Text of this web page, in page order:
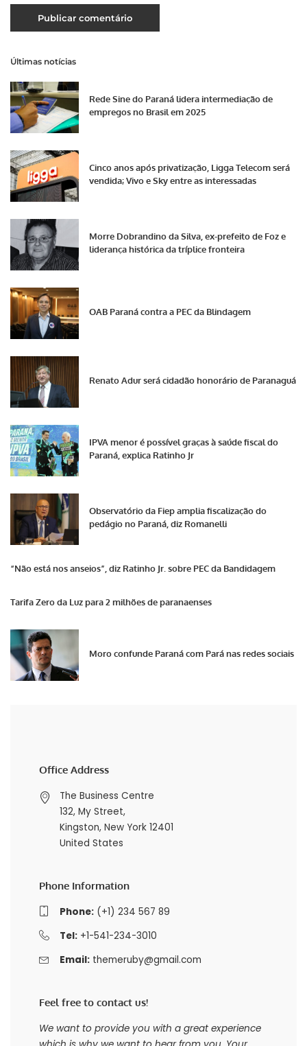
Últimas notícias
Rede Sine do Paraná lidera intermediação de
empregos no Brasil em 2025
Cinco anos após privatização, Ligga Telecom será
vendida; Vivo e Sky entre as interessadas
Morre Dobrandino da Silva, ex-prefeito de Foz e
liderança histórica da tríplice fronteira
OAB Paraná contra a PEC da Blindagem
Renato Adur será cidadão honorário de Paranaguá
IPVA menor é possível graças à saúde fiscal do
Paraná, explica Ratinho Jr
Observatório da Fiep amplia fiscalização do
pedágio no Paraná, diz Romanelli
“Não está nos anseios”, diz Ratinho Jr. sobre PEC da Bandidagem
Tarifa Zero da Luz para 2 milhões de paranaenses
Moro confunde Paraná com Pará nas redes sociais
Office Address
The Business Centre
132, My Street,
Kingston, New York 12401
United States
Phone Information
Phone:(+1) 234 567 89
Tel:+1-541-234-3010
Email: themeruby@gmail.com
Feel free to contact us!
We want to provide you with a great experience